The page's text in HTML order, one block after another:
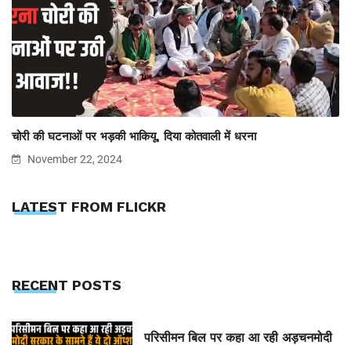
चोरी की घटनाओं पर भड़की भाकियू, दिया कोतवाली में धरना
November 22, 2024
LATEST FROM FLICKR
RECENT POSTS
परिसीमन बिल पर कहा आ रही अड़चनमोदी